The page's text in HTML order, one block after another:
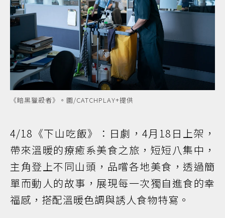
《暗黑獵殺者》。圖/CATCHPLAY+提供
4/18《下山吃飯》：日劇，4月18日上架，
帶來溫暖的療癒系美食之旅，短短八集中，
主角登上不同山頭，品嚐各地美食，透過簡
單而動人的故事，展現每一次獨自進食的幸
福感，搭配溫暖色調與誘人食物特寫。